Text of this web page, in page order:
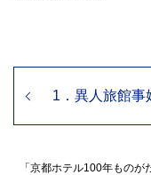
1．異人旅館事
「京都ホテル100年もの